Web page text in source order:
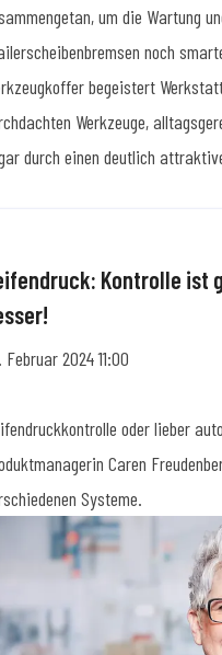
um die Wartung
noch
begeistert
Werkzeuge,
durch einen deutlich
Kontrolle ist
Februar 2024 11:00
oder lieber
Caren
Systeme.